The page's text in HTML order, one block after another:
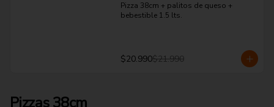
Pizza 38cm + palitos de queso +
bebestible 1.5 lts.
$20.990$21.990
Pizzas 38cm